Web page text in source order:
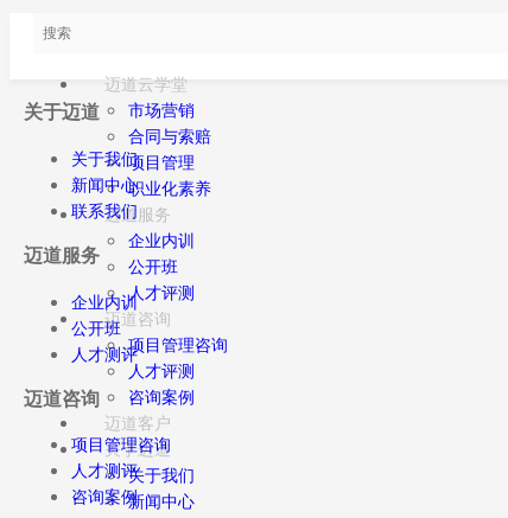
迈道云学堂
市场营销
合同与索赔
项目管理
职业化素养
迈道服务
企业内训
公开班
人才评测
迈道咨询
项目管理咨询
人才评测
咨询案例
迈道客户
关于迈道
关于我们
新闻中心
关于迈道
关于我们
新闻中心
联系我们
迈道服务
企业内训
公开班
人才测评
迈道咨询
项目管理咨询
人才测评
咨询案例